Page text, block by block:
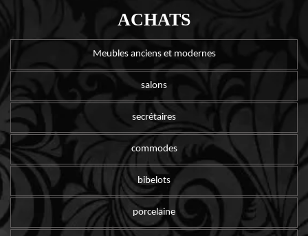
ACHATS
Meubles anciens et modernes
salons
secrétaires
commodes
bibelots
porcelaine